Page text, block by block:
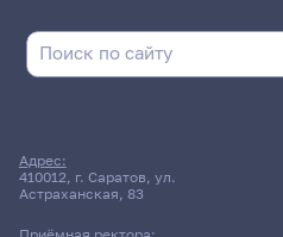
Адрес:
410012, г. Саратов, ул.
Астраханская, 83